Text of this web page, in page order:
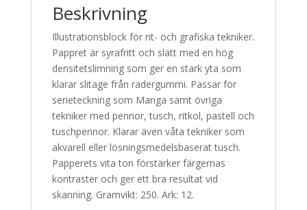
Beskrivning
Illustrationsblock för rit- och grafiska tekniker.
Pappret är syrafritt och slätt med en hög
densitetslimning som ger en stark yta som
klarar slitage från radergummi. Passar för
serieteckning som Manga samt övriga
tekniker med pennor, tusch, ritkol, pastell och
tuschpennor. Klarar även våta tekniker som
akvarell eller lösningsmedelsbaserat tusch.
Papperets vita ton förstärker färgernas
kontraster och ger ett bra resultat vid
skanning. Gramvikt: 250. Ark: 12.